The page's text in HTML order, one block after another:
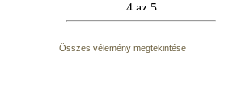
Összes vélemény megtekintése